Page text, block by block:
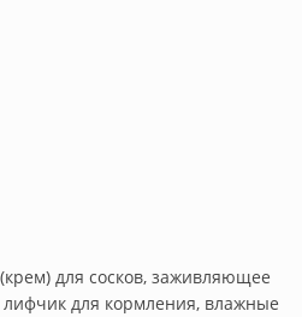
для сосков, заживляющее
для кормления, влажные